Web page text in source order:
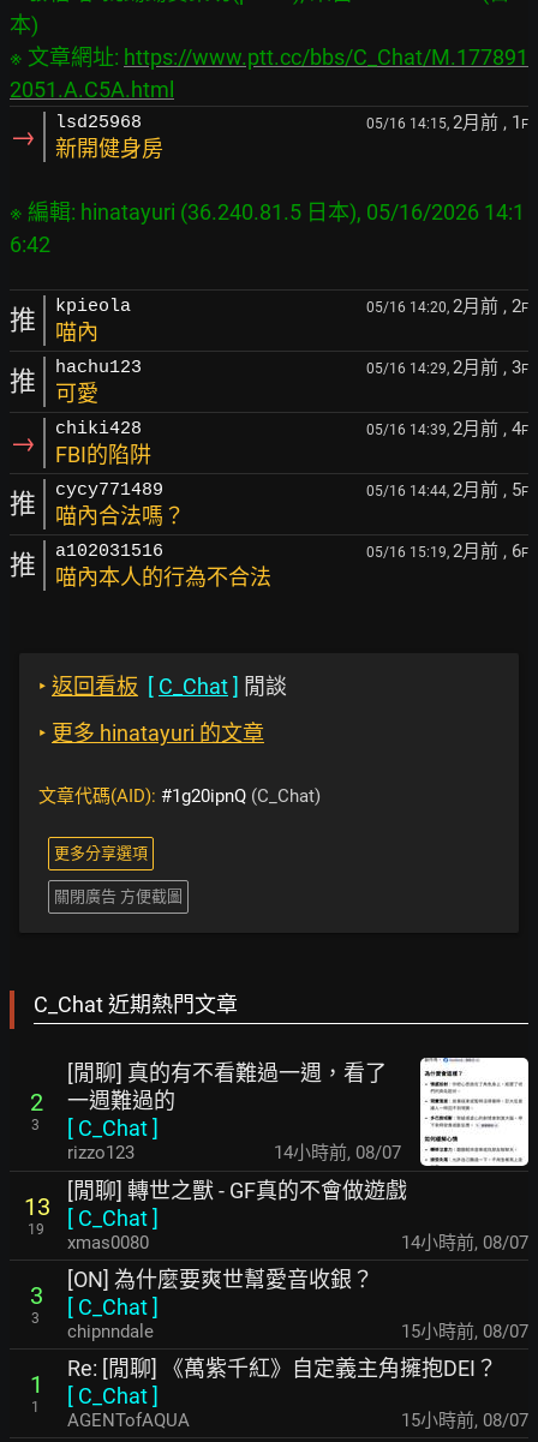
本)
※ 文章網址: https://www.ptt.cc/bbs/C_Chat/M.177891
2051.A.C5A.html
→ lsd25968 05/16 14:15, 2月前 , 1 F
新開健身房
※ 編輯: hinatayuri (36.240.81.5 日本), 05/16/2026 14:1
推 kpieola 05/16 14:20, 2月前 , 2F
喵內
推 hachu123 05/16 14:29, 2月前 , 3F
可愛
→ chiki428 05/16 14:39, 2月前 , 4F
FBI的陷阱
推 cycy771489 05/16 14:44, 2月前 , 5F
喵內合法嗎？
推 a102031516 05/16 15:19, 2月前 , 6F
喵內本人的行為不合法
‣ 返回看板 [ C_Chat] 閒談
‣ 更多 hinatayuri 的文章
文章代碼(AID): #1g20ipnQ (C_Chat)
更多分享選項
關閉廣告 方便截圖
C_Chat 近期熱門文章
2
3
[閒聊] 真的有不看難過一週，看了
一週難過的
[ C_Chat]
rizzo123 14小時前, 08/07
13
19
[閒聊] 轉世之獸 - GF真的不會做遊戲
[ C_Chat]
xmas0080 14小時前, 08/07
3
3
[ON] 為什麼要爽世幫愛音收銀？
[ C_Chat]
chipnndale 15小時前, 08/07
1
1
Re: [閒聊] 《萬紫千紅》自定義主角擁抱DEI？
[ C_Chat]
AGENTofAQUA 15小時前, 08/07